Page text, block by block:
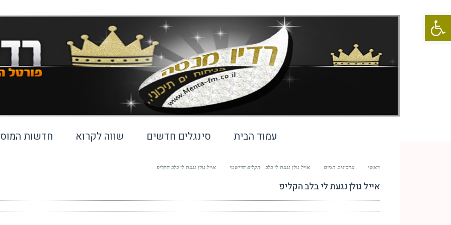
פתח סרגל נגישות
עמוד הבית סינגלים חדשים שווה לקרוא חדשות
ראשי — עדכונים חמים — אייל גולן נגעת לי בלב - הקליפ הרישמי — אייל גולן נגעת לי בלב הקליפ
אייל גולן נגעת לי בלב הקליפ